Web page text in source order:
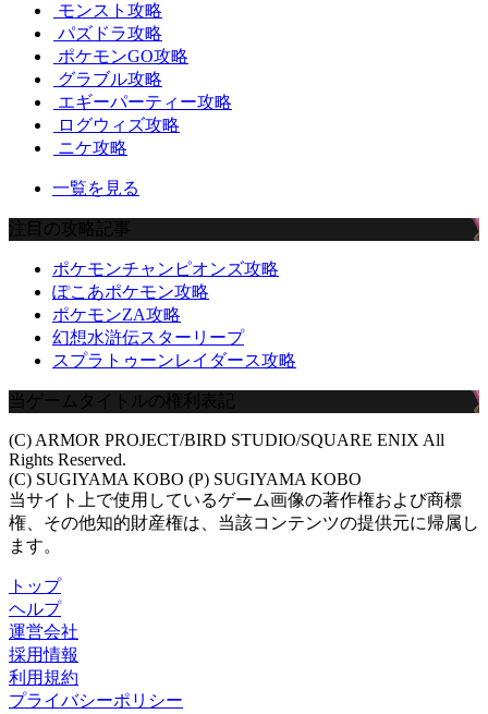
モンスト攻略
パズドラ攻略
ポケモンGO攻略
グラブル攻略
エギーパーティー攻略
ログウィズ攻略
ニケ攻略
一覧を見る
注目の攻略記事
ポケモンチャンピオンズ攻略
ぽこあポケモン攻略
ポケモンZA攻略
幻想水滸伝スターリープ
スプラトゥーンレイダース攻略
当ゲームタイトルの権利表記
(C) ARMOR PROJECT/BIRD STUDIO/SQUARE ENIX All
Rights Reserved.
(C) SUGIYAMA KOBO (P) SUGIYAMA KOBO
当サイト上で使用しているゲーム画像の著作権および商標
権、その他知的財産権は、当該コンテンツの提供元に帰属し
ます。
トップ
ヘルプ
運営会社
採用情報
利用規約
プライバシーポリシー